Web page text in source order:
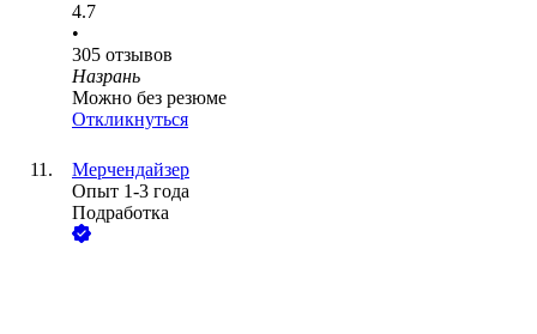
4.7
•
305 отзывов
Назрань
Можно без резюме
Откликнуться
Мерчендайзер
Опыт 1-3 года
Подработка